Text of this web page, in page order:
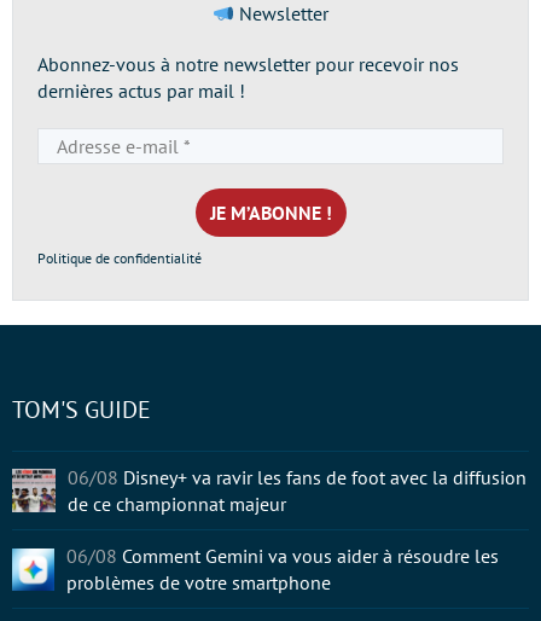
Newsletter
Abonnez-vous à notre newsletter pour recevoir nos
dernières actus par mail !
e-
mail
*
Politique de confidentialité
TOM'S GUIDE
06/08 Disney+ va ravir les fans de foot avec la diffusion
de ce championnat majeur
06/08 Comment Gemini va vous aider à résoudre les
problèmes de votre smartphone